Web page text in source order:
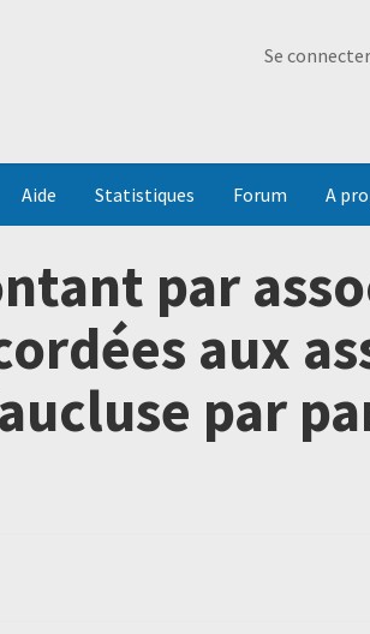
Se
Aide Statistiques Forum A
par
aux
par